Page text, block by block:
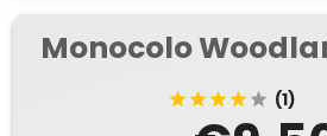
Monocolo
(1)